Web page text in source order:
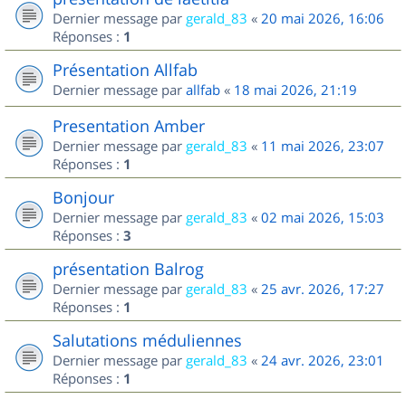
Dernier message par gerald_83 « 20 mai 2026, 16:06
Réponses : 1
Présentation Allfab
Dernier message par allfab « 18 mai 2026, 21:19
Presentation Amber
Dernier message par gerald_83 « 11 mai 2026, 23:07
Réponses : 1
Bonjour
Dernier message par gerald_83 « 02 mai 2026, 15:03
Réponses : 3
présentation Balrog
Dernier message par gerald_83 « 25 avr. 2026, 17:27
Réponses : 1
Salutations méduliennes
Dernier message par gerald_83 « 24 avr. 2026, 23:01
Réponses : 1